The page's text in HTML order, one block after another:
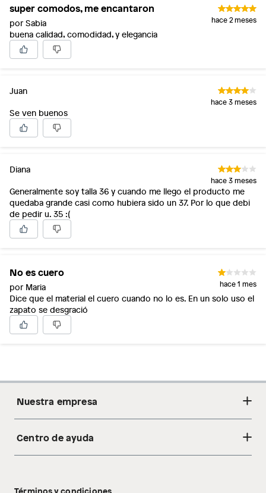
super comodos, me encantaron
por Sabia hace 2 meses
buena calidad, comodidad, y elegancia
Juan
hace 3 meses
Se ven buenos
Diana
hace 3 meses
Generalmente soy talla 36 y cuando me llego el producto me
quedaba grande casi como hubiera sido un 37. Por lo que debi
de pedir u. 35 :(
No es cuero
por Maria hace 1 mes
Dice que el material el cuero cuando no lo es. En un solo uso el
zapato se desgració
Nuestra empresa
Acerca de nosotros
Centro de ayuda
Términos y condiciones